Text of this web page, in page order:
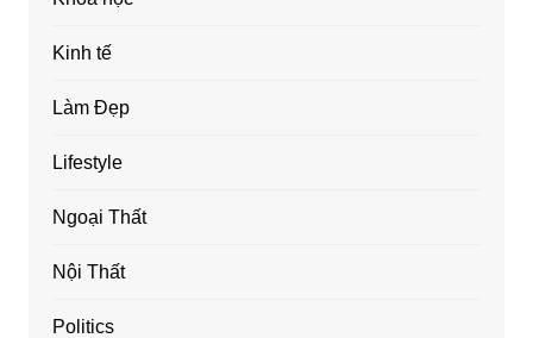
Kinh tế
Làm Đẹp
Lifestyle
Ngoại Thất
Nội Thất
Politics